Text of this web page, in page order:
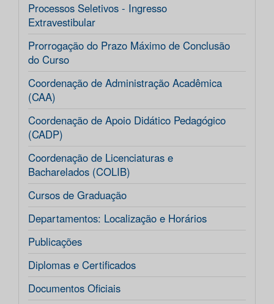
Processos Seletivos - Ingresso
Extravestibular
Prorrogação do Prazo Máximo de Conclusão
do Curso
Coordenação de Administração Acadêmica
(CAA)
Coordenação de Apoio Didático Pedagógico
(CADP)
Coordenação de Licenciaturas e
Bacharelados (COLIB)
Cursos de Graduação
Departamentos: Localização e Horários
Publicações
Diplomas e Certificados
Documentos Oficiais